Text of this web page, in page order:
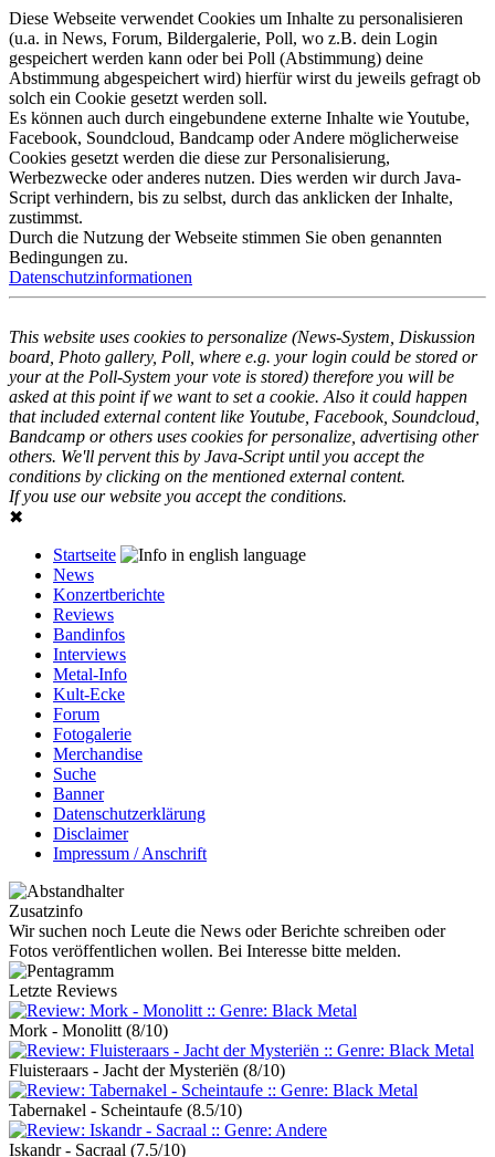
Diese Webseite verwendet Cookies um Inhalte zu personalisieren
(u.a. in News, Forum, Bildergalerie, Poll, wo z.B. dein Login
gespeichert werden kann oder bei Poll (Abstimmung) deine
Abstimmung abgespeichert wird) hierfür wirst du jeweils gefragt ob
solch ein Cookie gesetzt werden soll.
Es können auch durch eingebundene externe Inhalte wie Youtube,
Facebook, Soundcloud, Bandcamp oder Andere möglicherweise
Cookies gesetzt werden die diese zur Personalisierung,
Werbezwecke oder anderes nutzen. Dies werden wir durch Java-
Script verhindern, bis zu selbst, durch das anklicken der Inhalte,
zustimmst.
Durch die Nutzung der Webseite stimmen Sie oben genannten
Bedingungen zu.
Datenschutzinformationen
This website uses cookies to personalize (News-System, Diskussion
board, Photo gallery, Poll, where e.g. your login could be stored or
your at the Poll-System your vote is stored) therefore you will be
asked at this point if we want to set a cookie. Also it could happen
that included external content like Youtube, Facebook, Soundcloud,
Bandcamp or others uses cookies for personalize, advertising other
others. We'll pervent this by Java-Script until you accept the
conditions by clicking on the mentioned external content.
If you use our website you accept the conditions.
✖
Startseite
News
Konzertberichte
Reviews
Bandinfos
Interviews
Metal-Info
Kult-Ecke
Forum
Fotogalerie
Merchandise
Suche
Banner
Datenschutzerklärung
Disclaimer
Impressum / Anschrift
Zusatzinfo
Wir suchen noch Leute die News oder Berichte schreiben oder
Fotos veröffentlichen wollen. Bei Interesse bitte melden.
Letzte Reviews
Mork - Monolitt (8/10)
Fluisteraars - Jacht der Mysteriën (8/10)
Tabernakel - Scheintaufe (8.5/10)
Iskandr - Sacraal (7.5/10)